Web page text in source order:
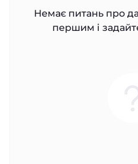
Немає питань про
першим і